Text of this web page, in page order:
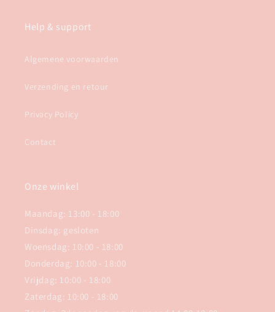
Help & support
Algemene voorwaarden
Verzending en retour
Privacy Policy
Contact
Onze winkel
Maandag: 13:00 - 18:00
Dinsdag: gesloten
Woensdag: 10:00 - 18:00
Donderdag: 10:00 - 18:00
Vrijdag: 10:00 - 18:00
Zaterdag: 10:00 - 18:00